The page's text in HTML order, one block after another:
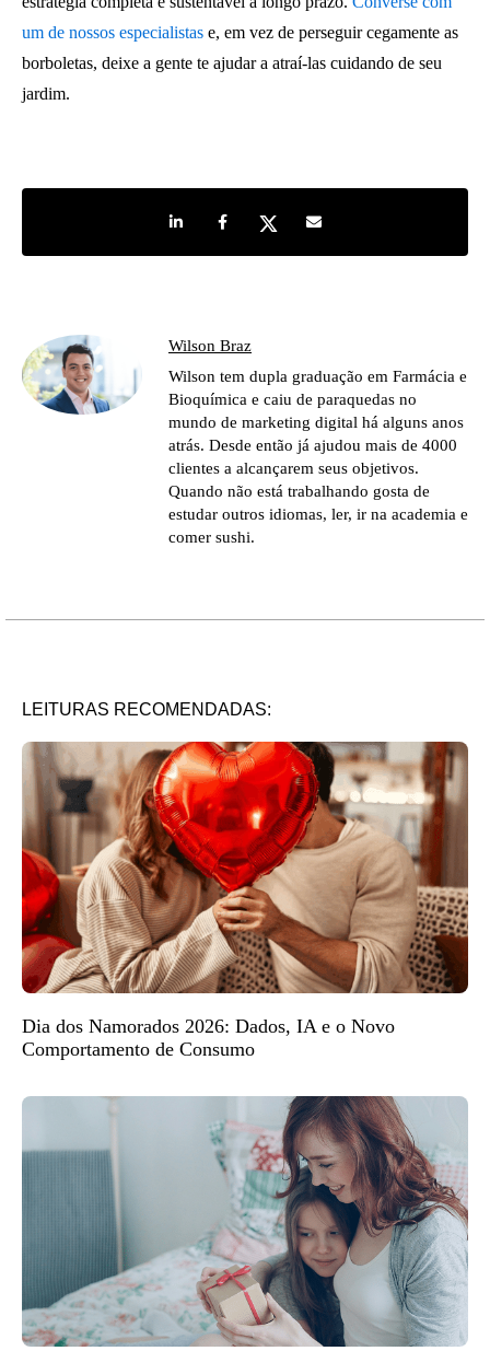
um de nossos especialistas e, em vez de perseguir cegamente as
borboletas, deixe a gente te ajudar a atraí-las cuidando de seu
jardim.
Share on LinkedIn
Share on Facebook
Share on TwitterShare by e-mail
Wilson Braz
Wilson tem dupla graduação em Farmácia e
Bioquímica e caiu de paraquedas no
mundo de marketing digital há alguns anos
atrás. Desde então já ajudou mais de 4000
clientes a alcançarem seus objetivos.
Quando não está trabalhando gosta de
estudar outros idiomas, ler, ir na academia e
comer sushi.
LEITURAS RECOMENDADAS:
Dia dos Namorados 2026: Dados, IA e o Novo
Comportamento de Consumo